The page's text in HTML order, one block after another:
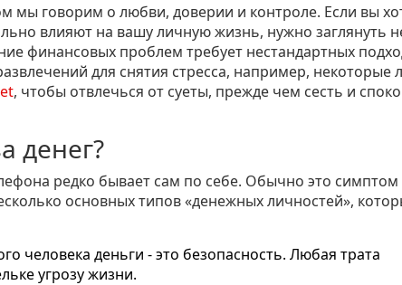
мы говорим о любви, доверии и контроле. Если вы
влияют на вашу личную жизнь, нужно заглянуть
финансовых проблем требует нестандартных
для снятия стресса, например, некоторые
, чтобы отвлечься от суеты, прежде чем сесть и
денег?
редко бывает сам по себе. Обычно это
основных типов «денежных личностей»,
человека деньги - это безопасность. Любая трата
угрозу жизни.